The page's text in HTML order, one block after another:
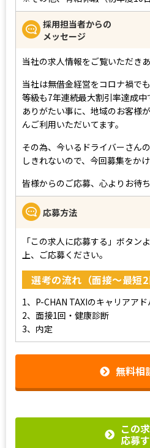
採用担当者からの
メッセージ
当社の求人情報をご覧いただき
当社は無借金経営をコロナ禍で
等級も7年連続最大割引率達成中
ありがたい事に、地域のお客様
んご利用いただいてます。
その為、今いるドライバーさん
しきれないので、今回募集をか
皆様からのご応募、心よりお待
応募方法
「この求人に応募する」ボタン
上、ご応募ください。
選考の流れ（面接～最短2
1、P-CHAN TAXIのキャリアア
2、面接1回・健康診断
3、内定
無料相
この
応募